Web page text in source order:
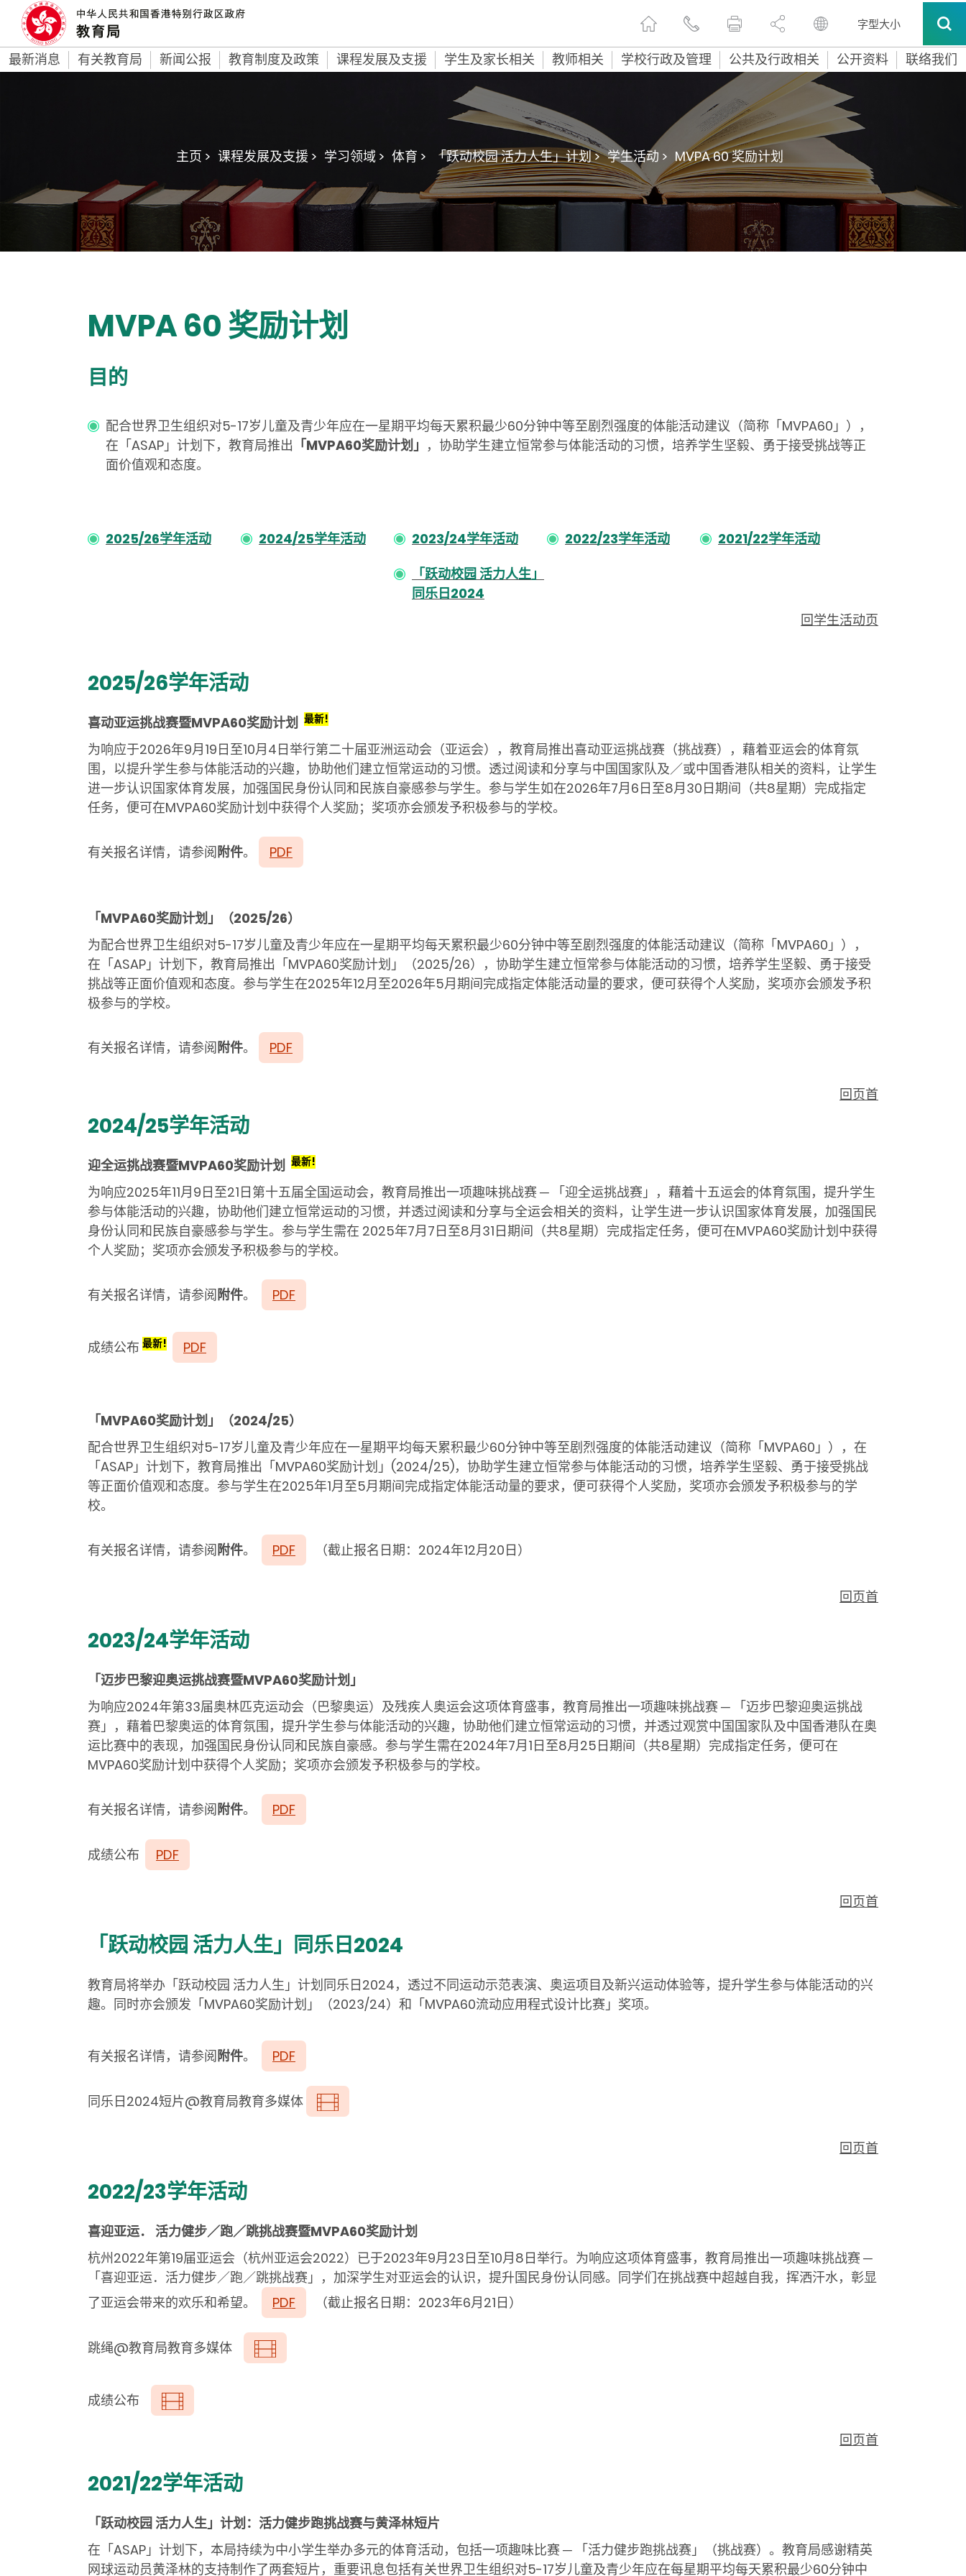
字型大小
最新消息 有关教育局 新闻公报 教育制度及政策 课程发展及支援 学生及家长相关 教师相关 学校行政及管理 公共及行政相关 公开资料 联络我们
主页 > 课程发展及支援 > 学习领域 > 体育 > 「跃动校园 活力人生」计划 > 学生活动 > MVPA 60 奖励计划
MVPA 60 奖励计划
目的
配合世界卫生组织对5-17岁儿童及青少年应在一星期平均每天累积最少60分钟中等至剧烈强度的体能活动建议（简称「MVPA60」），
在「ASAP」计划下，教育局推出 「MVPA60奖励计划」 ，协助学生建立恒常参与体能活动的习惯，培养学生坚毅、勇于接受挑战等正
面价值观和态度。
2025/26学年活动 2024/25学年活动 2023/24学年活动 2022/23学年活动
2021/22学年活动
「跃动校园 活力人生」
同乐日2024
回学生活动页
2025/26学年活动
喜动亚运挑战赛暨MVPA60奖励计划 最新!
为响应于2026年9月19日至10月4日举行第二十届亚洲运动会（亚运会），教育局推出喜动亚运挑战赛（挑战赛），藉着亚运会的体育氛
围，以提升学生参与体能活动的兴趣，协助他们建立恒常运动的习惯。透过阅读和分享与中国国家队及／或中国香港队相关的资料，让学生
进一步认识国家体育发展，加强国民身份认同和民族自豪感参与学生。参与学生如在2026年7月6日至8月30日期间（共8星期）完成指定
任务，便可在MVPA60奖励计划中获得个人奖励；奖项亦会颁发予积极参与的学校。
有关报名详情，请参阅附件。 PDF
「MVPA60奖励计划」（2025/26）
为配合世界卫生组织对5-17岁儿童及青少年应在一星期平均每天累积最少60分钟中等至剧烈强度的体能活动建议（简称「MVPA60」），
在「ASAP」计划下，教育局推出「MVPA60奖励计划」（2025/26），协助学生建立恒常参与体能活动的习惯，培养学生坚毅、勇于接受
挑战等正面价值观和态度。参与学生在2025年12月至2026年5月期间完成指定体能活动量的要求，便可获得个人奖励，奖项亦会颁发予积
极参与的学校。
有关报名详情，请参阅附件。 PDF
回页首
2024/25学年活动
迎全运挑战赛暨MVPA60奖励计划 最新!
为响应2025年11月9日至21日第十五届全国运动会，教育局推出一项趣味挑战赛 ─ 「迎全运挑战赛」，藉着十五运会的体育氛围，提升学生
参与体能活动的兴趣，协助他们建立恒常运动的习惯，并透过阅读和分享与全运会相关的资料，让学生进一步认识国家体育发展，加强国民
身份认同和民族自豪感参与学生。参与学生需在 2025年7月7日至8月31日期间（共8星期）完成指定任务，便可在MVPA60奖励计划中获得
个人奖励；奖项亦会颁发予积极参与的学校。
有关报名详情，请参阅附件。 PDF
成绩公布 最新! PDF
「MVPA60奖励计划」（2024/25）
配合世界卫生组织对5-17岁儿童及青少年应在一星期平均每天累积最少60分钟中等至剧烈强度的体能活动建议（简称「MVPA60」），在
「ASAP」计划下，教育局推出「MVPA60奖励计划」(2024/25)，协助学生建立恒常参与体能活动的习惯，培养学生坚毅、勇于接受挑战
等正面价值观和态度。参与学生在2025年1月至5月期间完成指定体能活动量的要求，便可获得个人奖励，奖项亦会颁发予积极参与的学
校。
有关报名详情，请参阅附件。 PDF （截止报名日期：2024年12月20日）
回页首
2023/24学年活动
「迈步巴黎迎奥运挑战赛暨MVPA60奖励计划」
为响应2024年第33届奥林匹克运动会（巴黎奥运）及残疾人奥运会这项体育盛事，教育局推出一项趣味挑战赛─ 「迈步巴黎迎奥运挑战
赛」，藉着巴黎奥运的体育氛围，提升学生参与体能活动的兴趣，协助他们建立恒常运动的习惯，并透过观赏中国国家队及中国香港队在奥
运比赛中的表现，加强国民身份认同和民族自豪感。参与学生需在2024年7月1日至8月25日期间（共8星期）完成指定任务，便可在
MVPA60奖励计划中获得个人奖励；奖项亦会颁发予积极参与的学校。
有关报名详情，请参阅附件。 PDF
成绩公布 PDF
回页首
「跃动校园 活力人生」同乐日2024
教育局将举办「跃动校园 活力人生」 计划同乐日2024，透过不同运动示范表演、奥运项目及新兴运动体验等，提升学生参与体能活动的兴
趣。同时亦会颁发「MVPA60奖励计划」（2023/24）和「MVPA60流动应用程式设计比赛」奖项。
有关报名详情，请参阅附件。 PDF
同乐日2024短片@教育局教育多媒体
回页首
2022/23学年活动
喜迎亚运． 活力健步／跑／跳挑战赛暨MVPA60奖励计划
杭州2022年第19届亚运会（杭州亚运会2022）已于2023年9月23日至10月8日举行。为响应这项体育盛事，教育局推出一项趣味挑战赛 ─
「喜迎亚运．活力健步／跑／跳挑战赛」，加深学生对亚运会的认识，提升国民身份认同感。同学们在挑战赛中超越自我，挥洒汗水，彰显
了亚运会带来的欢乐和希望。
PDF （截止报名日期：2023年6月21日）
跳绳@教育局教育多媒体
成绩公布
回页首
2021/22学年活动
「跃动校园 活力人生」计划：活力健步跑挑战赛与黄泽林短片
在「ASAP」计划下，本局持续为中小学生举办多元的体育活动，包括一项趣味比赛 ─ 「活力健步跑挑战赛」（挑战赛）。教育局感谢精英
网球运动员黄泽林的支持制作了两套短片，重要讯息包括有关世界卫生组织对5-17岁儿童及青少年应在每星期平均每天累积最少60分钟中